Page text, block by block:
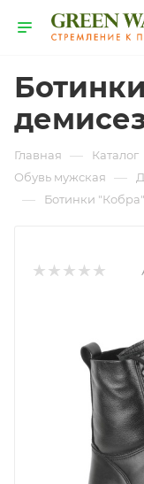
Главная — Каталог
Обувь мужская —
— Ботинки